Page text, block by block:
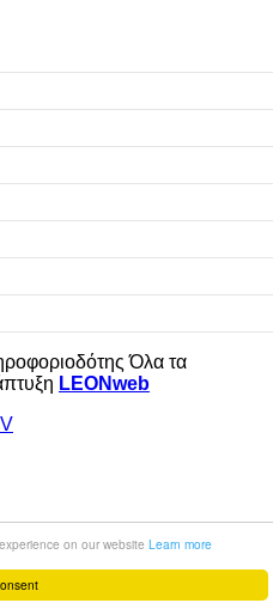
on our website Learn more
Όλα τα
LEONweb